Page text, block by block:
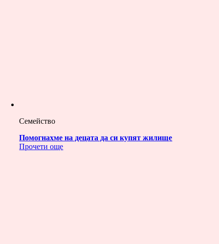
Семейство
Помогнахме на децата да си купят жилище
Прочети още